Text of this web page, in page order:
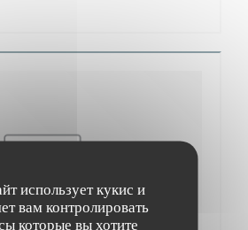
использует кукис и
вам контролировать
которые вы хотите